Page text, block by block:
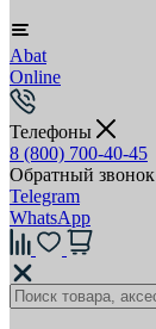
Abat
Online
Телефоны
8 (800) 700-40-45
Обратный звонок
Telegram
WhatsApp